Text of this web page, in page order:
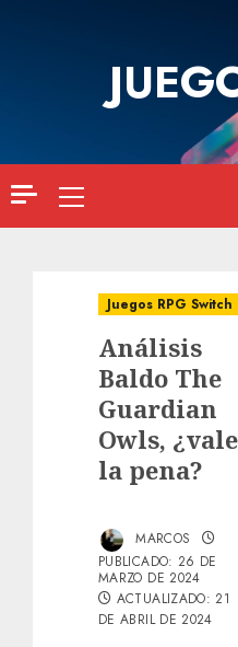
Menú
principal
Juegos RPG Switch
Análisis
Baldo The
Guardian
Owls, ¿vale
la pena?
MARCOS
PUBLICADO: 26 DE
MARZO DE 2024
ACTUALIZADO: 21
DE ABRIL DE 2024